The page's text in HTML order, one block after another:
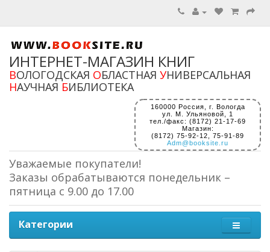
ИНТЕРНЕТ-МАГАЗИН КНИГ
ВОЛОГОДСКАЯ ОБЛАСТНАЯ УНИВЕРСАЛЬНАЯ
НАУЧНАЯ БИБЛИОТЕКА
160000 Россия, г. Вологда
ул. М. Ульяновой, 1
тел./факс: (8172) 21-17-69
Магазин:
(8172) 75-92-12, 75-91-89
Adm@booksite.ru
Уважаемые покупатели!
Заказы обрабатываются понедельник –
пятница с 9.00 до 17.00
Категории